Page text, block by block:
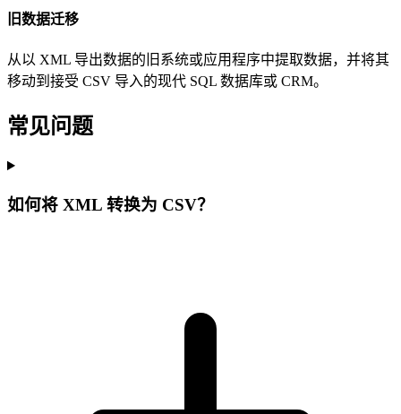
旧数据迁移
从以 XML 导出数据的旧系统或应用程序中提取数据，并将其
移动到接受 CSV 导入的现代 SQL 数据库或 CRM。
常见问题
如何将 XML 转换为 CSV？